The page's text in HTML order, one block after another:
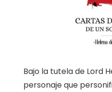
Bajo la tutela de Lord
personaje que